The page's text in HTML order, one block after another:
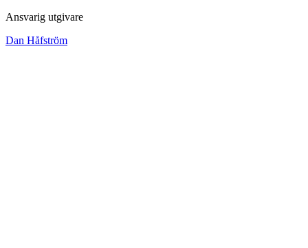
Ansvarig utgivare
Dan Håfström